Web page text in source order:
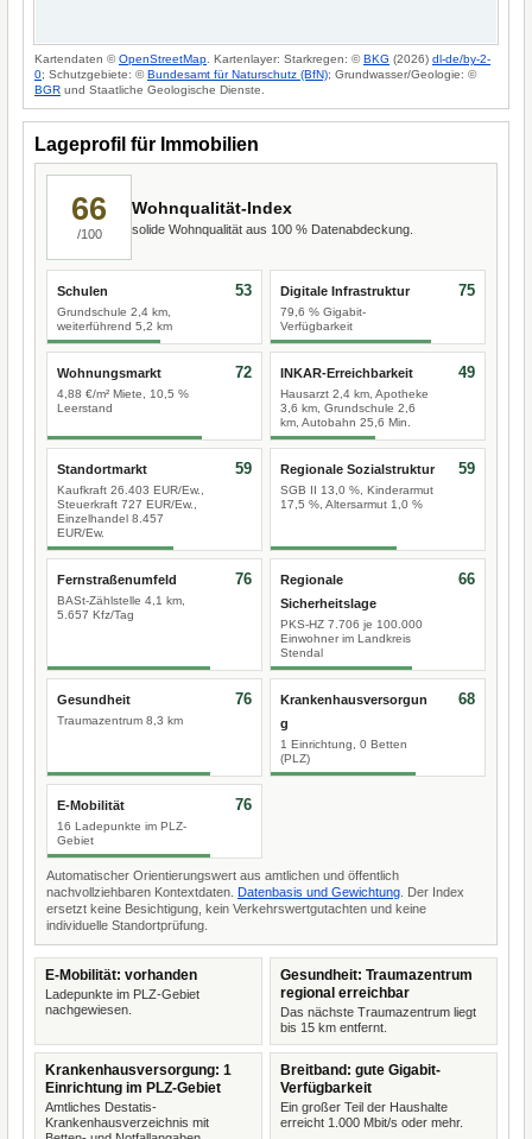
Kartendaten ©OpenStreetMap . Kartenlayer: Starkregen: ©BKG (2026) dl-de/by-2-
0; Schutzgebiete: ©Bundesamt für Naturschutz (BfN); Grundwasser/Geologie: ©
BGR und Staatliche Geologische Dienste.
Lageprofil für Immobilien
66
/100
Wohnqualität-Index
solide Wohnqualität aus 100 % Datenabdeckung.
Schulen
Grundschule 2,4 km,
weiterführend 5,2 km
53 Digitale Infrastruktur
79,6 % Gigabit-
Verfügbarkeit
75
Wohnungsmarkt
4,88 €/m² Miete, 10,5 %
Leerstand
72 INKAR-Erreichbarkeit
Hausarzt 2,4 km, Apotheke
3,6 km, Grundschule 2,6
km, Autobahn 25,6 Min.
49
Standortmarkt
Kaufkraft 26.403 EUR/Ew.,
Steuerkraft 727 EUR/Ew.,
Einzelhandel 8.457
EUR/Ew.
59 Regionale Sozialstruktur
SGB II 13,0 %, Kinderarmut
17,5 %, Altersarmut 1,0 %
59
Fernstraßenumfeld
BASt-Zählstelle 4,1 km,
5.657 Kfz/Tag
76
Regionale
Sicherheitslage
PKS-HZ 7.706 je 100.000
Einwohner im Landkreis
Stendal
66
Gesundheit
Traumazentrum 8,3 km
76
Krankenhausversorgun
g
1 Einrichtung, 0 Betten
(PLZ)
68
E-Mobilität
16 Ladepunkte im PLZ-
Gebiet
76
Automatischer Orientierungswert aus amtlichen und öffentlich
nachvollziehbaren Kontextdaten. Datenbasis und Gewichtung . Der Index
ersetzt keine Besichtigung, kein Verkehrswertgutachten und keine
individuelle Standortprüfung.
E-Mobilität: vorhanden
Ladepunkte im PLZ-Gebiet
nachgewiesen.
Gesundheit: Traumazentrum
regional erreichbar
Das nächste Traumazentrum liegt
bis 15 km entfernt.
Krankenhausversorgung: 1
Einrichtung im PLZ-Gebiet
Amtliches Destatis-
Krankenhausverzeichnis mit
Breitband: gute Gigabit-
Verfügbarkeit
Ein großer Teil der Haushalte
erreicht 1.000 Mbit/s oder mehr.